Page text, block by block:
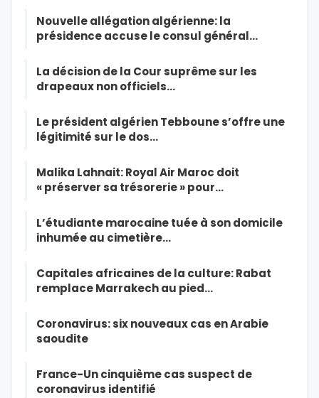
Nouvelle allégation algérienne: la
présidence accuse le consul général…
La décision de la Cour suprême sur les
drapeaux non officiels…
Le président algérien Tebboune s’offre une
légitimité sur le dos…
Malika Lahnait: Royal Air Maroc doit
« préserver sa trésorerie » pour…
L’étudiante marocaine tuée à son domicile
inhumée au cimetière…
Capitales africaines de la culture: Rabat
remplace Marrakech au pied…
Coronavirus: six nouveaux cas en Arabie
saoudite
France-Un cinquième cas suspect de
coronavirus identifié